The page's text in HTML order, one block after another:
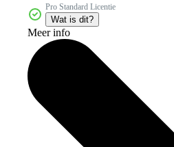
Pro Standard Licentie
Wat is dit?
Meer info